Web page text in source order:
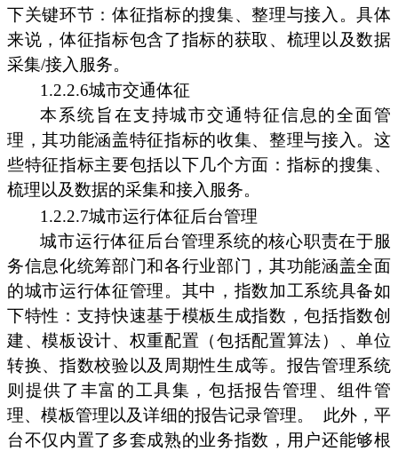
下关键环节：体征指标的搜集、整理与接入。具体
来说，体征指标包含了指标的获取、梳理以及数据
采集/接入服务。
1.2.2.6城市交通体征
本系统旨在支持城市交通特征信息的全面管
理，其功能涵盖特征指标的收集、整理与接入。这
些特征指标主要包括以下几个方面：指标的搜集、
梳理以及数据的采集和接入服务。
1.2.2.7城市运行体征后台管理
城市运行体征后台管理系统的核心职责在于服
务信息化统筹部门和各行业部门，其功能涵盖全面
的城市运行体征管理。其中，指数加工系统具备如
下特性：支持快速基于模板生成指数，包括指数创
建、模板设计、权重配置（包括配置算法）、单位
转换、指数校验以及周期性生成等。报告管理系统
则提供了丰富的工具集，包括报告管理、组件管
理、模板管理以及详细的报告记录管理。
此外，平
台不仅内置了多套成熟的业务指数，用户还能够根